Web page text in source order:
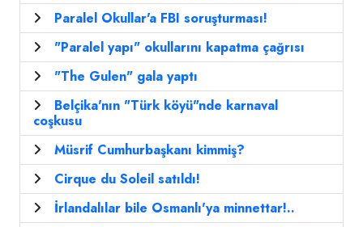
Paralel Okullar'a FBI soruşturması!
"Paralel yapı" okullarını kapatma çağrısı
"The Gulen" gala yaptı
Belçika'nın "Türk köyü"nde karnaval
coşkusu
Müsrif Cumhurbaşkanı kimmiş?
Cirque du Soleil satıldı!
İrlandalılar bile Osmanlı'ya minnettar!..